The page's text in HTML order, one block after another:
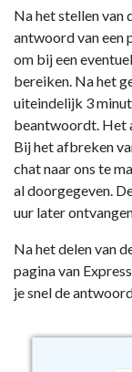
Na het stellen van
antwoord van een
om bij een
bereiken. Na het
uiteindelijk 3
beantwoordt. Het
Bij het afbreken
chat naar ons te
al doorgegeven.
uur later
Na het delen van
pagina van
je snel de